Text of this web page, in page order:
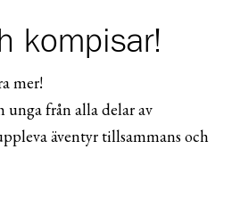
kompisar!
mer!
unga från alla delar av
äventyr tillsammans och